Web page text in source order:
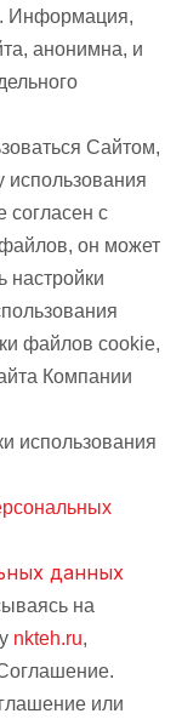
Информация,
анонимна, и
Сайтом,
использования
согласен с
он может
настройки
файлов cookie,
Компании
использования
данных
на
nkteh.ru,
или